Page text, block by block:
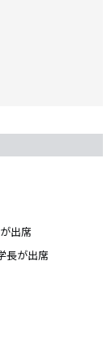
出席
長が出席